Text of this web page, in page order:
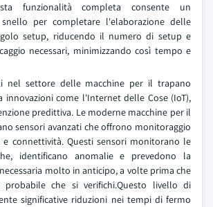
funzionalità completa consente un
per completare l'elaborazione delle
setup, riducendo il numero di setup e
necessari, minimizzando così tempo e
nel settore delle macchine per il trapano
innovazioni come l'Internet delle Cose (IoT),
predittiva. Le moderne macchine per il
sensori avanzati che offrono monitoraggio
connettività. Questi sensori monitorano le
identificano anomalie e prevedono la
molto in anticipo, a volte prima che
che si verifichi.Questo livello di
significative riduzioni nei tempi di fermo